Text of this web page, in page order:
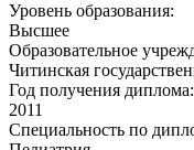
Уровень образования:
Высшее
Образовательное
Читинская
Год получения диплома:
2011
Специальность по